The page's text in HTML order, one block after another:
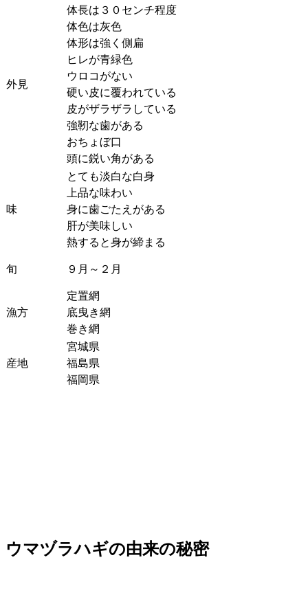
外見
体長は３０センチ程度
体色は灰色
体形は強く側扁
ヒレが青緑色
ウロコがない
硬い皮に覆われている
皮がザラザラしている
強靭な歯がある
おちょぼ口
頭に鋭い角がある
味
とても淡白な白身
上品な味わい
身に歯ごたえがある
肝が美味しい
熱すると身が締まる
旬
９月～２月
漁方
定置網
底曳き網
巻き網
産地
宮城県
福島県
福岡県
ウマヅラハギの由来の秘密